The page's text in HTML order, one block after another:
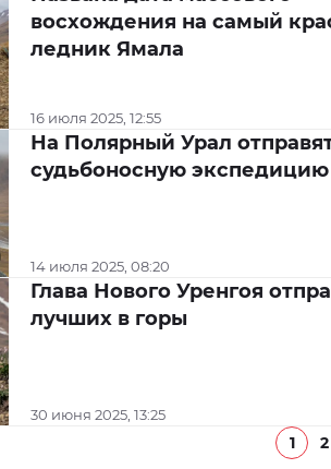
восхождения на самый
ледник Ямала
16 июля 2025, 12:55
На Полярный Урал
судьбоносную экспедицию
14 июля 2025, 08:20
Глава Нового Уренгоя
лучших в горы
30 июня 2025, 13:25
1 2